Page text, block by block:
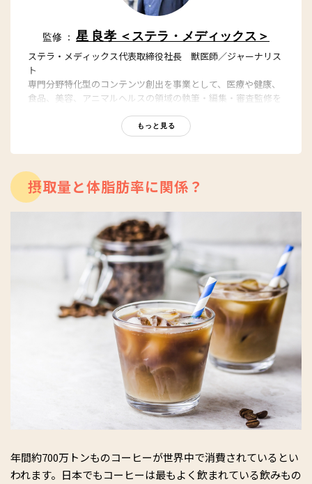
監修 ： 星 良孝 ＜ステラ・メディックス＞
ステラ・メディックス代表取締役社長 獣医師／ジャーナリス
ト
専門分野特化型のコンテンツ創出を事業として、医療や健康、
食品、美容、アニマルヘルスの領域の執筆・編集・審査監修を
聞社グループの日経BP社において「日経メディカル」「日経バ
イオテク」「日経ビジネス」の編集者、記者を務めた後、医療
ポータルサイト最大手のエムスリーなどを経て、2017年に会社
信。
YouTube： https://youtube.com/@stellach
もっと見る
摂取量と体脂肪率に関係？
年間約700万トンものコーヒーが世界中で消費されているとい
われます。日本でもコーヒーは最もよく飲まれている飲みもの